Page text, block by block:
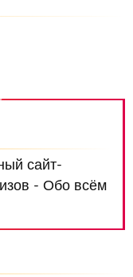
сайт-
- Обо всём